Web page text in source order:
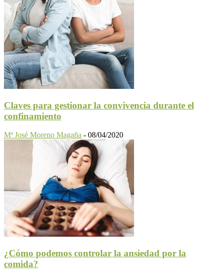
Claves para gestionar la convivencia durante el
confinamiento
Mª José Moreno Magaña - 08/04/2020
¿Cómo podemos controlar la ansiedad por la
comida?